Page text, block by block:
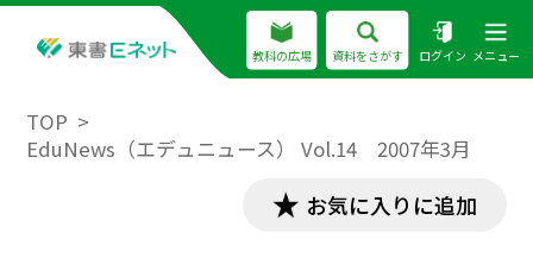
教科の広場 資料をさがす ログイン メニュー
TOP
EduNews（エデュニュース） Vol.14 2007年3月
お気に入りに追加